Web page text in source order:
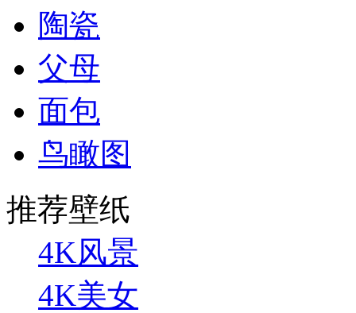
陶瓷
父母
面包
鸟瞰图
推荐壁纸
4K风景
4K美女